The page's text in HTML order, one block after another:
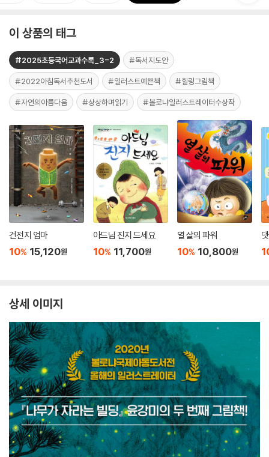
이 상품의 태그
#2025초등국어교과수록_3-2 #독서지도안
#2022아침독서추천도서 #일러스트예쁜책 #힐링그림책
#자연의아름다움 #상상하며읽기 #볼로냐일러스트레이터수상작
건전지 엄마
10% 15,120원
아드님 진지 드세요
10% 11,700원
열 살의 파워
10% 10,800원
상세 이미지